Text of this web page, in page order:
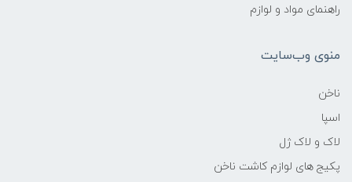
راهنمای مواد و لوازم
منوی وب‌سایت
ناخن
اسپا
لاک و لاک ژل
پکیج های لوازم کاشت ناخن